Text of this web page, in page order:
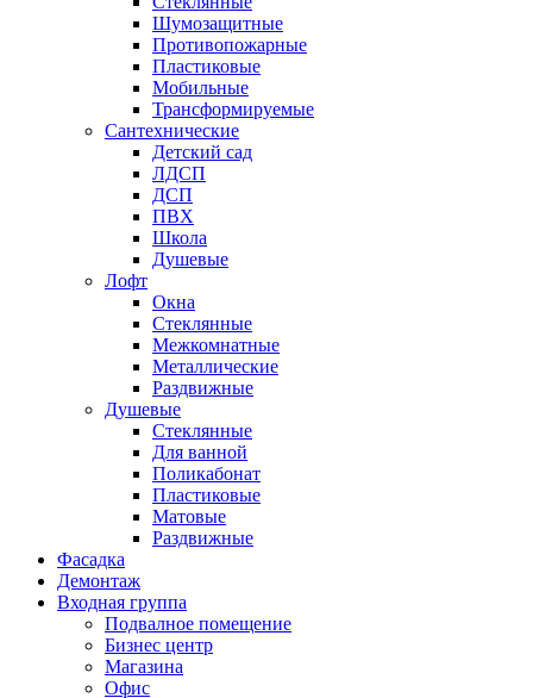
Шумозащитные
Противопожарные
Пластиковые
Мобильные
Трансформируемые
Сантехнические
Детский сад
ЛДСП
ДСП
ПВХ
Школа
Душевые
Лофт
Окна
Стеклянные
Межкомнатные
Металлические
Раздвижные
Душевые
Стеклянные
Для ванной
Поликабонат
Пластиковые
Матовые
Раздвижные
Фасадка
Демонтаж
Входная группа
Подвалное помещение
Бизнес центр
Магазина
Офис